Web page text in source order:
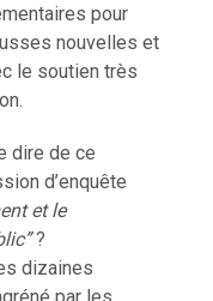
pour
nouvelles et
le soutien très
dire de ce
d’enquête
et le
?
dizaines